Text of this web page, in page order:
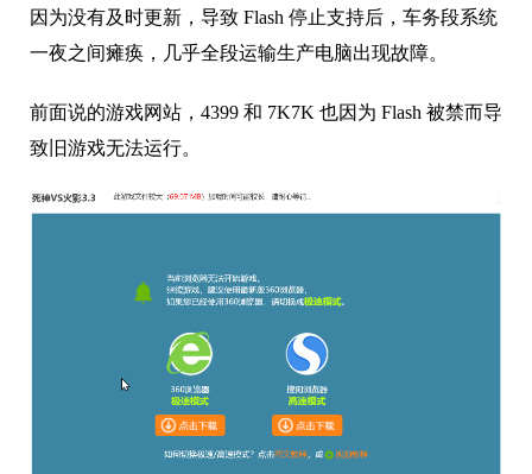
因为没有及时更新，导致 Flash 停止支持后，车务段系统
一夜之间瘫痪，几乎全段运输生产电脑出现故障。
前面说的游戏网站，4399 和 7K7K 也因为 Flash 被禁而导
致旧游戏无法运行。